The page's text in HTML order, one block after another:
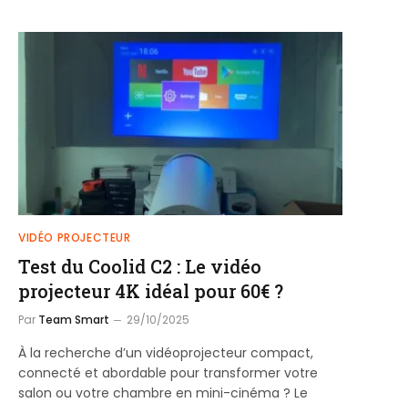
VIDÉO PROJECTEUR
Test du Coolid C2 : Le vidéo
projecteur 4K idéal pour 60€ ?
Par Team Smart 29/10/2025
À la recherche d’un vidéoprojecteur compact,
connecté et abordable pour transformer votre
salon ou votre chambre en mini-cinéma ? Le